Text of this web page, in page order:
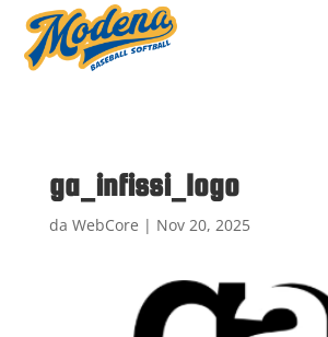
ga_infissi_logo
da WebCore | Nov 20, 2025